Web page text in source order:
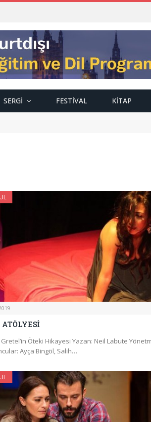
SERGI FESTIVAL KITAP
Öteki Hikayesi Yazan: Neil Labute
Ayça Bingöl, Salih…